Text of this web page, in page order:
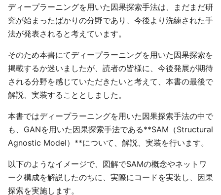
ディープラーニングを用いた因果探索手法は、まだまだ研
究が始まったばかりの分野であり、今後より洗練された手
法が発表されると考えています。
そのため本書にてディープラーニングを用いた因果探索を
掲載するか迷いましたが、読者の皆様に、今後発展が期待
される分野を感じていただきたいと考えて、本書の最後で
解説、実装することとしました。
本書ではディープラーニングを用いた因果探索手法の中で
も、GANを用いた因果探索手法である**SAM（Structural
Agnostic Model）**について、解説、実装を行います。
以下のようなイメージで、図解でSAMの概念やネットワ
ーク構成を解説したのちに、実際にコードを実装し、因果
探索を実施します。